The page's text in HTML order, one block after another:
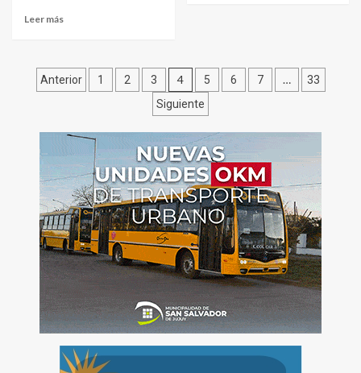
Leer más
Paginación
entradas
Anterior 1 2 3 4 5 6 7 …
33
Siguiente